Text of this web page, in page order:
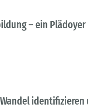
– ein Plädoyer